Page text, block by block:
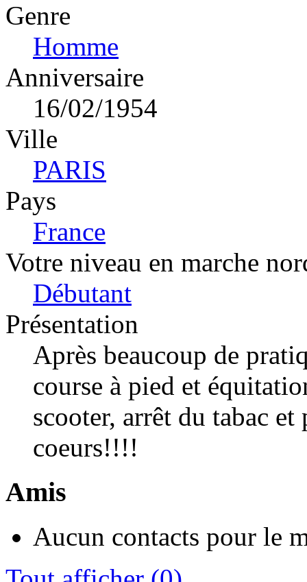
Genre
Homme
Anniversaire
16/02/1954
Ville
PARIS
Pays
France
Votre niveau en marche
Débutant
Présentation
Après beaucoup de
course à pied et
scooter, arrêt du tabac
coeurs!!!!
Amis
Aucun contacts pour le